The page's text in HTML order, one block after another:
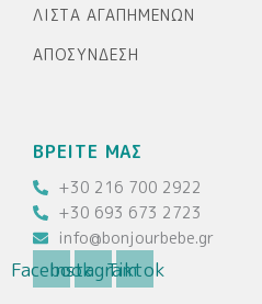
ΛΊΣΤΑ ΑΓΑΠΗΜΈΝΩΝ
ΑΠΟΣΎΝΔΕΣΗ
ΒΡΕΙΤΕ ΜΑΣ
+30 216 700 2922
+30 693 673 2723
info@bonjourbebe.gr
FacebookInstagramTiktok